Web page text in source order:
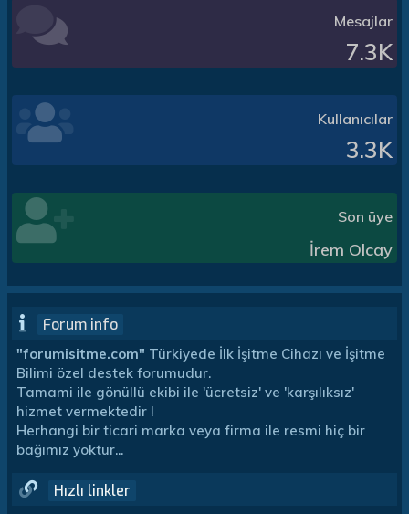
Mesajlar
7.3K
Kullanıcılar
3.3K
Son üye
İrem Olcay
Forum info
"forumisitme.com" Türkiyede İlk İşitme Cihazı ve İşitme
Bilimi özel destek forumudur.
Tamami ile gönüllü ekibi ile 'ücretsiz' ve 'karşılıksız'
hizmet vermektedir !
Herhangi bir ticari marka veya firma ile resmi hiç bir
bağımız yoktur...
Hızlı linkler